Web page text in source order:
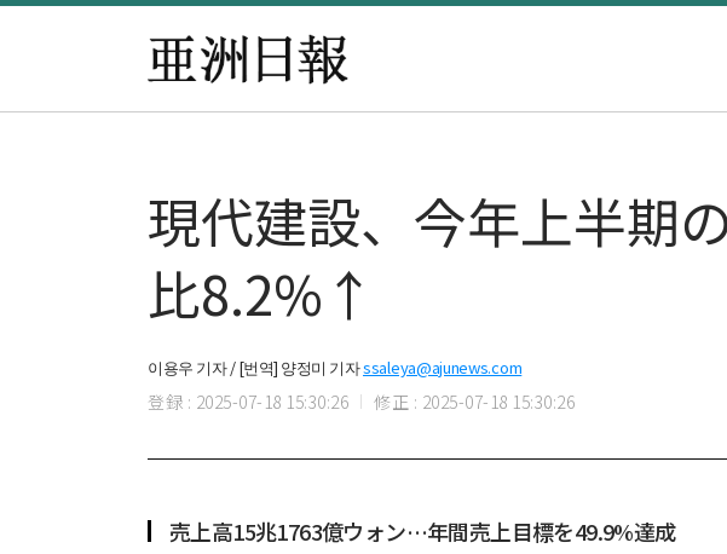
現代建設、今年上半期
比8.2%↑
이용우 기자 / [번역] 양정미 기자ssaleya@ajunews.com
登録 : 2025-07-18 15:30:26 修正 : 2025-07-18 15:30:26
売上高15兆1763億ウォン…年間売上目標を49.9%達成